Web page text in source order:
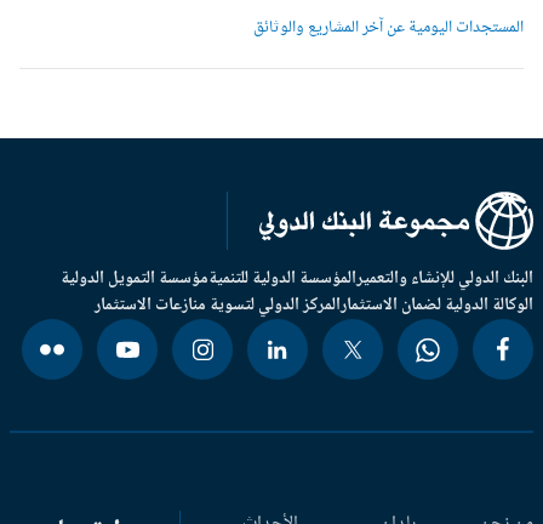
المستجدات اليومية عن آخر المشاريع والوثائق
الدولي للإنشاء والتعميرالمؤسسة الدولية للتنميةمؤسسة التمويل الدولية
الدولية لضمان الاستثمارالمركز الدولي لتسوية منازعات الاستثمار